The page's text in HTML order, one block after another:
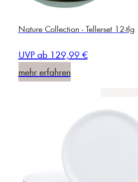
Nature Collection - Tellerset 12-tlg
UVP ab 129,99 €
mehr erfahren